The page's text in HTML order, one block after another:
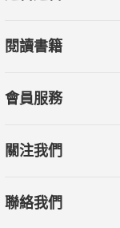
閱讀書籍
會員服務
關注我們
聯絡我們